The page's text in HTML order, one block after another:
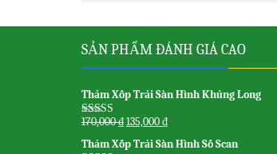
SẢN PHẨM ĐÁNH GIÁ CAO
Thảm Xốp Trải Sàn Hình Khủng Long
Được xếp
sao
170,000₫135,000₫
Thảm Xốp Trải Sàn Hình Số Scan